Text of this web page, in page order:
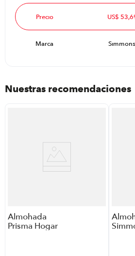
Precio US$
Marca Simmons
Nuestras recomendaciones
Almohada
Prisma Hogar